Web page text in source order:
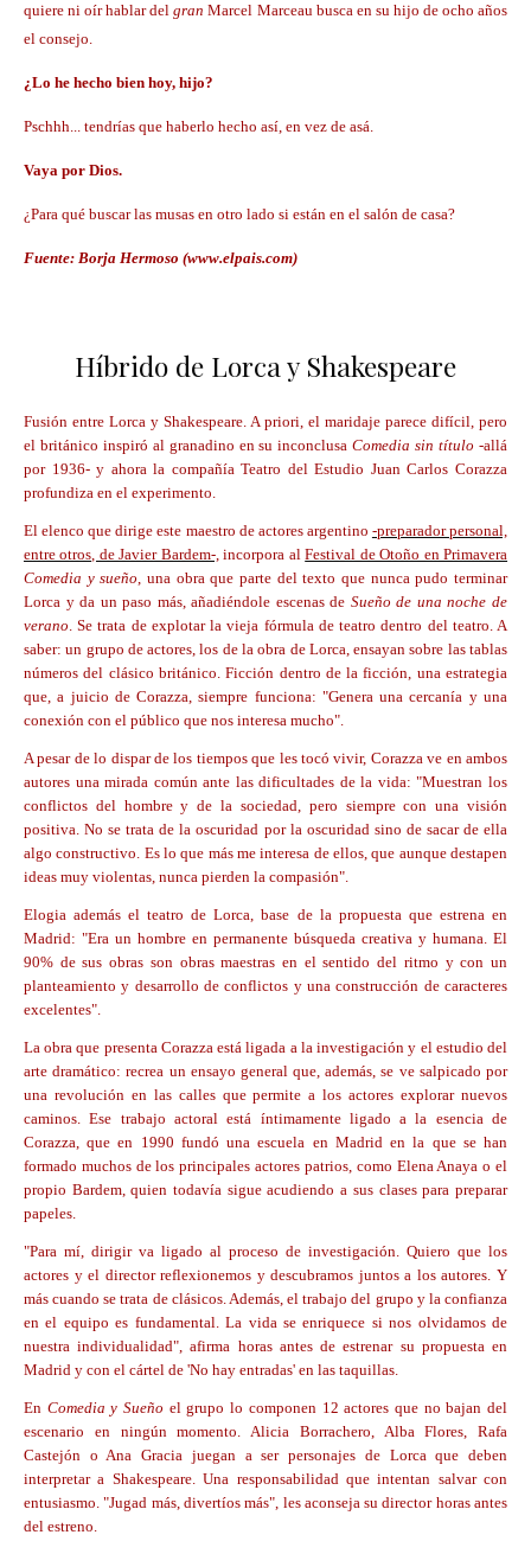
quiere ni oír hablar delgranMarcel Marceau busca en su hijo de ocho años
el consejo.
¿Lo he hecho bien hoy, hijo?
Pschhh... tendrías que haberlo hecho así, en vez de asá.
Vaya por Dios.
¿Para qué buscar las musas en otro lado si están en el salón de casa?
Fuente: Borja Hermoso (www.elpais.com)
Híbrido de Lorca y Shakespeare
Fusión entre Lorca y Shakespeare. A priori, el maridaje parece difícil, pero
el británico inspiró al granadino en su inconclusaComedia sin título -allá
por 1936- y ahora la compañía Teatro del Estudio Juan Carlos Corazza
profundiza en el experimento.
El elenco que dirige este maestro de actores argentino -preparador personal,
entre otros, de Javier Bardem-,incorpora alFestival de Otoño en Primavera
Comedia y sueño, una obra que parte del texto que nunca pudo terminar
Lorca y da un paso más, añadiéndole escenas de Sueño de una noche de
verano.Se trata de explotar la vieja fórmula de teatro dentro del teatro.A
saber: un grupo de actores, los de la obra de Lorca, ensayan sobre las tablas
números del clásico británico. Ficción dentro de la ficción, una estrategia
que, a juicio de Corazza, siempre funciona: "Genera una cercanía y una
conexión con el público que nos interesa mucho".
A pesar de lo dispar de los tiempos que les tocó vivir, Corazza ve en ambos
autores una mirada común ante las dificultades de la vida: "Muestran los
conflictos del hombre y de la sociedad, pero siempre con una visión
positiva.No se trata de la oscuridad por la oscuridad sino de sacar de ella
algo constructivo. Es lo que más me interesa de ellos, que aunque destapen
ideas muy violentas, nunca pierden la compasión".
Elogia además el teatro de Lorca, base de la propuesta que estrena en
Madrid: "Era un hombre en permanente búsqueda creativa y humana. El
90% de sus obras son obras maestras en el sentido del ritmo y con un
planteamiento y desarrollo de conflictos y una construcción de caracteres
excelentes".
La obra que presenta Corazza está ligada a la investigación y el estudio del
arte dramático: recrea un ensayo general que, además, se ve salpicado por
una revolución en las calles que permite a los actores explorar nuevos
caminos. Ese trabajo actoral está íntimamente ligado a la esencia de
Corazza, que en 1990 fundó una escuela en Madrid en la que se han
formado muchos de los principales actores patrios, como Elena Anaya o el
propio Bardem, quien todavía sigue acudiendo a sus clases para preparar
papeles.
"Para mí, dirigir va ligado al proceso de investigación. Quiero que los
actores y el director reflexionemos y descubramos juntos a los autores. Y
más cuando se trata de clásicos. Además, el trabajo del grupo y la confianza
en el equipo es fundamental.La vida se enriquece si nos olvidamos de
nuestra individualidad", afirma horas antes de estrenar su propuesta en
Madrid y con el cártel de 'No hay entradas' en las taquillas.
En Comedia y Sueño el grupo lo componen 12 actores que no bajan del
escenario en ningún momento. Alicia Borrachero, Alba Flores, Rafa
Castejón o Ana Gracia juegan a ser personajes de Lorca que deben
interpretar a Shakespeare. Una responsabilidad que intentan salvar con
entusiasmo. "Jugad más, divertíos más", les aconseja su director horas antes
del estreno.